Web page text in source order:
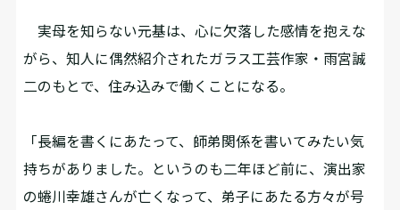
実母を知らない元基は、心に欠落した感情を抱えな
がら、知人に偶然紹介されたガラス工芸作家・雨宮誠
二のもとで、住み込みで働くことになる。
「長編を書くにあたって、師弟関係を書いてみたい気
持ちがありました。というのも二年ほど前に、演出家
の蜷川幸雄さんが亡くなって、弟子にあたる方々が号